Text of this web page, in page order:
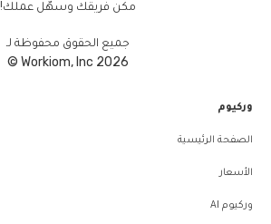
مكّن فريقك وسهّل عملك!
جميع الحقوق محفوظة لـ
Workiom, Inc 2026 ©
وركيوم
الصفحة الرئيسية
الأسعار
وركيوم AI